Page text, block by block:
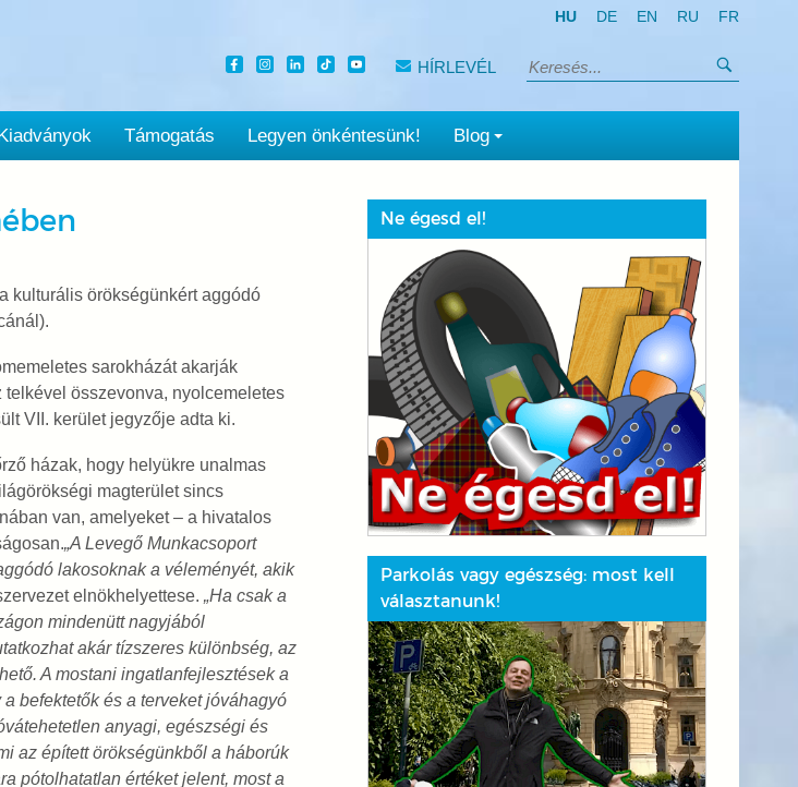
HU DE EN RU FR
HÍRLEVÉL Keresés:
Támogatás Legyen önkéntesünk! Blog
kulturális örökségünkért aggódó
sarokházát akarják
összevonva, nyolcemeletes
VII. kerület jegyzője adta ki.
házak, hogy helyükre unalmas
magterület sincs
van, amelyeket – a hivatalos
„A Levegő Munkacsoport
lakosoknak a véleményét, akik
elnökhelyettese. „Ha csak a
mindenütt nagyjából
akár tízszeres különbség, az
A mostani ingatlanfejlesztések a
befektetők és a terveket jóváhagyó
anyagi, egészségi és
az épített örökségünkből a háborúk
pótolhatatlan értéket jelent, most a
Ne égesd el!
Parkolás vagy egészség: most kell
választanunk!